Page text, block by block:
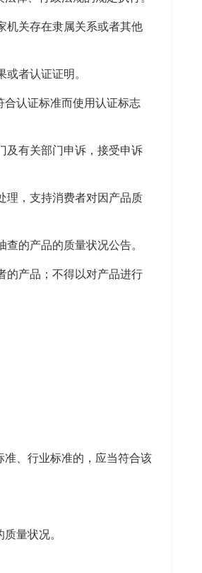
机关存在隶属关系或者其他
者认证证明。
认证标准而使用认证标志
及有关部门申诉，接受申诉
理，支持消费者对因产品质
的产品的质量状况公告。
的产品；不得以对产品进行
准、行业标准的，应当符合该
量状况。